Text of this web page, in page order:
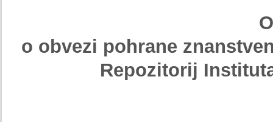
o obvezi pohrane
Repozitorij